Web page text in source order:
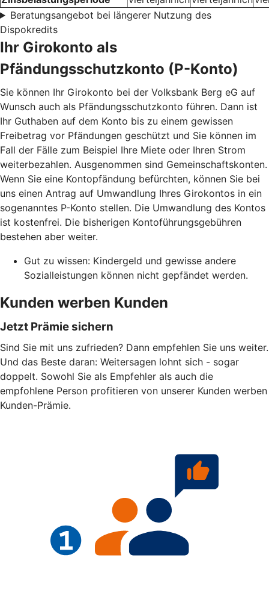
Beratungsangebot bei längerer Nutzung des
Dispokredits
Ihr Girokonto als
Pfändungsschutzkonto (P-Konto)
Sie können Ihr Girokonto bei der Volksbank Berg eG auf
Wunsch auch als Pfändungsschutzkonto führen. Dann ist
Ihr Guthaben auf dem Konto bis zu einem gewissen
Freibetrag vor Pfändungen geschützt und Sie können im
Fall der Fälle zum Beispiel Ihre Miete oder Ihren Strom
weiterbezahlen. Ausgenommen sind Gemeinschaftskonten.
Wenn Sie eine Kontopfändung befürchten, können Sie bei
uns einen Antrag auf Umwandlung Ihres Girokontos in ein
sogenanntes P-Konto stellen. Die Umwandlung des Kontos
ist kostenfrei. Die bisherigen Kontoführungsgebühren
bestehen aber weiter.
Gut zu wissen: Kindergeld und gewisse andere
Sozialleistungen können nicht gepfändet werden.
Kunden werben Kunden
Jetzt Prämie sichern
Sind Sie mit uns zufrieden? Dann empfehlen Sie uns weiter.
Und das Beste daran: Weitersagen lohnt sich - sogar
doppelt. Sowohl Sie als Empfehler als auch die
empfohlene Person profitieren von unserer Kunden werben
Kunden-Prämie.